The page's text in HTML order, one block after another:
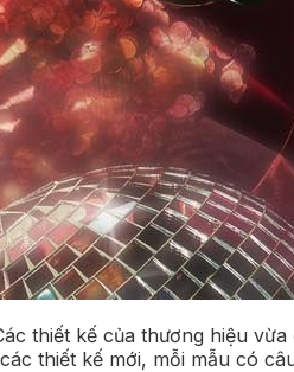
thiết kế của thương hiệu
thiết kế mới, mỗi mẫu có